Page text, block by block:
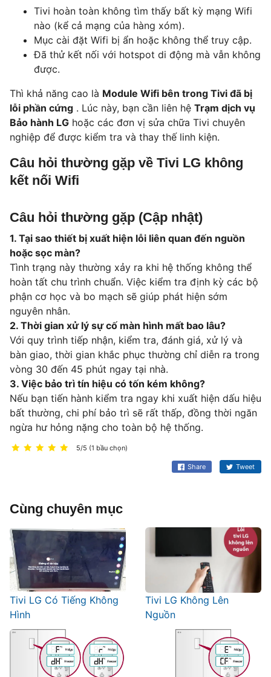
Tivi hoàn toàn không tìm thấy bất kỳ mạng Wifi
nào (kể cả mạng của hàng xóm).
Mục cài đặt Wifi bị ẩn hoặc không thể truy cập.
Đã thử kết nối với hotspot di động mà vẫn không
được.
Thì khả năng cao là Module Wifi bên trong Tivi đã bị
lỗi phần cứng . Lúc này, bạn cần liên hệ Trạm dịch vụ
Bảo hành LG hoặc các đơn vị sửa chữa Tivi chuyên
nghiệp để được kiểm tra và thay thế linh kiện.
Câu hỏi thường gặp về Tivi LG không
kết nối Wifi
Câu hỏi thường gặp (Cập nhật)
1. Tại sao thiết bị xuất hiện lỗi liên quan đến nguồn
hoặc sọc màn?
Tình trạng này thường xảy ra khi hệ thống không thể
hoàn tất chu trình chuẩn. Việc kiểm tra định kỳ các bộ
phận cơ học và bo mạch sẽ giúp phát hiện sớm
nguyên nhân.
2. Thời gian xử lý sự cố màn hình mất bao lâu?
Với quy trình tiếp nhận, kiểm tra, đánh giá, xử lý và
bàn giao, thời gian khắc phục thường chỉ diễn ra trong
vòng 30 đến 45 phút ngay tại nhà.
3. Việc bảo trì tín hiệu có tốn kém không?
Nếu bạn tiến hành kiểm tra ngay khi xuất hiện dấu hiệu
bất thường, chi phí bảo trì sẽ rất thấp, đồng thời ngăn
ngừa hư hỏng nặng cho toàn bộ hệ thống.
5/5 (1 bầu chọn)
Share Tweet
Cùng chuyên mục
Tivi LG Có Tiếng Không
Hình
Tivi LG Không Lên
Nguồn